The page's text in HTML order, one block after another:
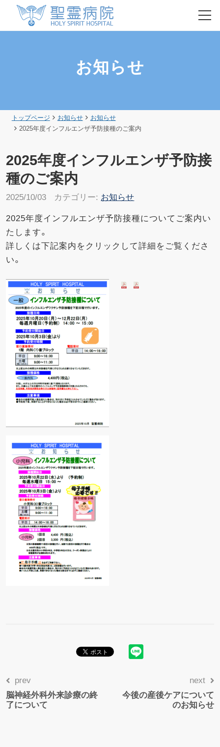
入院のご案内
採用情報
聖霊病院について
各部門のご紹介
医療関係者の方
お知らせ
トップページ お知らせ
お知らせ
2025年度インフルエンザ予防接種のご案内
2025年度インフルエンザ予防接
種のご案内
2025/10/03 カテゴリー: お知らせ
2025年度インフルエンザ予防接種についてご案内い
たします。
詳しくは下記案内をクリックして詳細をご覧くださ
い。
prev
脳神経外科外来診療の終
了について
next
今後の産後ケアについて
のお知らせ